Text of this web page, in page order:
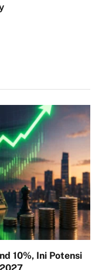
10%, Ini Potensi